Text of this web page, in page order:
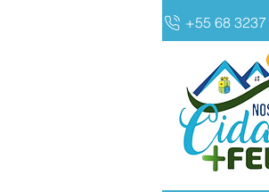
+55 68